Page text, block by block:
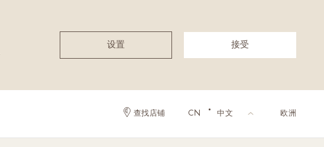
查找店铺 CN · 中文 欧洲
设置 接受